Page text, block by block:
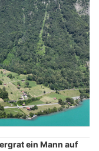
ein Mann auf